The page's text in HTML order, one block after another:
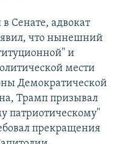
Сенате, адвокат
что нынешний
и
мести
Демократической
Трамп призывал
патриотическому"
прекращения